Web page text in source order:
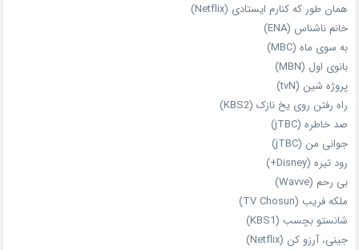
همان‌ طور که کنارم ایستادی (Netflix)
خانم ناشناس (ENA)
به سوی ماه (MBC)
بانوی اول (MBN)
پروژه شین (tvN)
راه رفتن روی یخ نازک (KBS2)
صد خاطره (jTBC)
جوانی من (jTBC)
رود تیره (Disney+)
بی‌ رحم (Wavve)
ملکه فریب (TV Chosun)
شانستو بچسب (KBS1)
جینی، آرزو کن (Netflix)